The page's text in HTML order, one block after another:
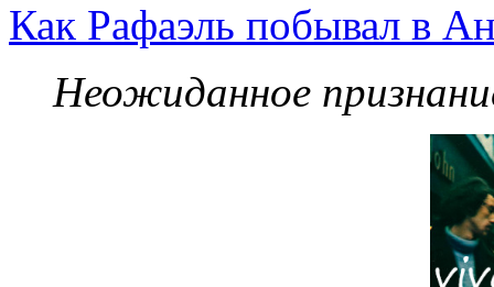
Как Рафаэль побывал в
Неожиданное